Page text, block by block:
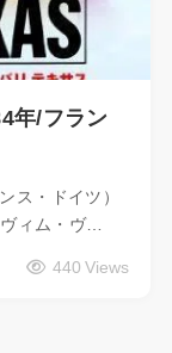
年/フラン
ス・ドイツ）
ィム・ヴ…
440 Views